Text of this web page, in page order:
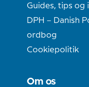
Guides, tips og
DPH – Danish
ordbog
Cookiepolitik
Om os